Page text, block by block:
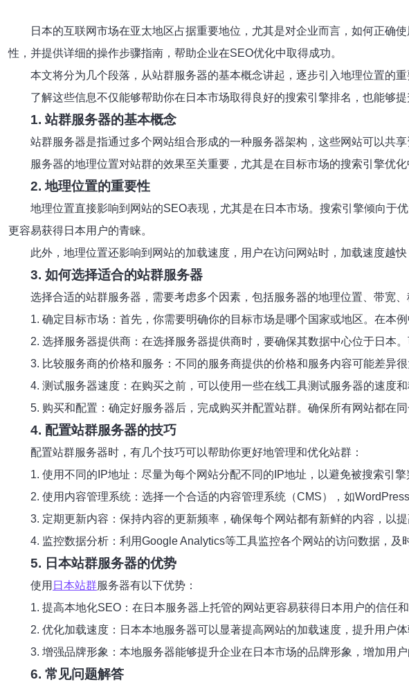
日本的互联网市场在亚太地区占据重要地位，尤其是对企业而言，如何正确
性，并提供详细的操作步骤指南，帮助企业在SEO优化中取得成功。
本文将分为几个段落，从站群服务器的基本概念讲起，逐步引入地理位置的重
了解这些信息不仅能够帮助你在日本市场取得良好的搜索引擎排名，也能够提
1. 站群服务器的基本概念
站群服务器是指通过多个网站组合形成的一种服务器架构，这些网站可以共
服务器的地理位置对站群的效果至关重要，尤其是在目标市场的搜索引擎优
2. 地理位置的重要性
地理位置直接影响到网站的SEO表现，尤其是在日本市场。搜索引擎倾向于
更容易获得日本用户的青睐。
此外，地理位置还影响到网站的加载速度，用户在访问网站时，加载速度越
3. 如何选择适合的站群服务器
选择合适的站群服务器，需要考虑多个因素，包括服务器的地理位置、带宽
1. 确定目标市场：首先，你需要明确你的目标市场是哪个国家或地区。在本例
2. 选择服务器提供商：在选择服务器提供商时，要确保其数据中心位于日本
3. 比较服务商的价格和服务：不同的服务商提供的价格和服务内容可能差异
4. 测试服务器速度：在购买之前，可以使用一些在线工具测试服务器的速度
5. 购买和配置：确定好服务器后，完成购买并配置站群。确保所有网站都在
4. 配置站群服务器的技巧
配置站群服务器时，有几个技巧可以帮助你更好地管理和优化站群：
1. 使用不同的IP地址：尽量为每个网站分配不同的IP地址，以避免被搜索引擎
2. 使用内容管理系统：选择一个合适的内容管理系统（CMS），如
3. 定期更新内容：保持内容的更新频率，确保每个网站都有新鲜的内容，以提
4. 监控数据分析：利用Google Analytics等工具监控各个网站的访问数据，及
5. 日本站群服务器的优势
使用 日本站群服务器有以下优势：
1. 提高本地化SEO：在日本服务器上托管的网站更容易获得日本用户的信任和
2. 优化加载速度：日本本地服务器可以显著提高网站的加载速度，提升用户体
3. 增强品牌形象：本地服务器能够提升企业在日本市场的品牌形象，增加用户
6. 常见问题解答